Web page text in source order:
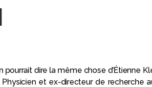
pourrait dire la même chose d’Étienne
et ex-directeur de recherche